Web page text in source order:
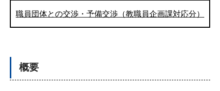
職員団体との交渉・予備交渉（教職員企画課対応分）
概要